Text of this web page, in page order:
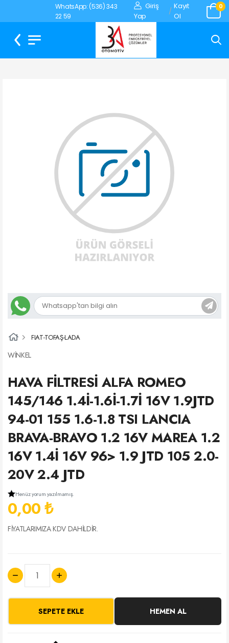
WhatsApp: (536) 343
22 59
Giriş
Yap
/
Kayıt
Ol
0
FIAT-TOFAŞ-LADA
WİNKEL
HAVA FİLTRESİ ALFA ROMEO
145/146 1.4İ-1.6İ-1.7İ 16V 1.9JTD
94-01 155 1.6-1.8 TSI LANCIA
BRAVA-BRAVO 1.2 16V MAREA 1.2
16V 1.4İ 16V 96> 1.9 JTD 105 2.0-
20V 2.4 JTD
Henüz yorum yazılmamış.
0,00 ₺
FİYATLARIMIZA KDV DAHİLDİR.
SEPETE EKLE HEMEN AL